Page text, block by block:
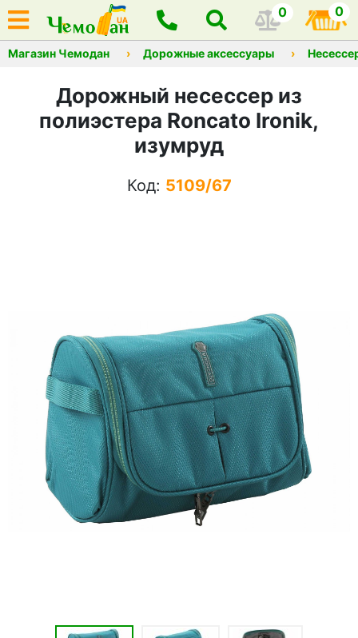
0 0
Магазин Чемодан Дорожные аксессуары
Дорожный несессер из
полиэстера Roncato Ironik,
изумруд
Код: 5109/67